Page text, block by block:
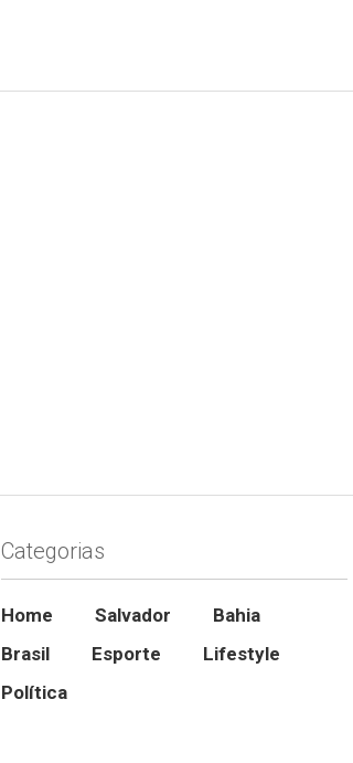
Categorias
Home Salvador
Bahia
Brasil
Esporte
Lifestyle
Política